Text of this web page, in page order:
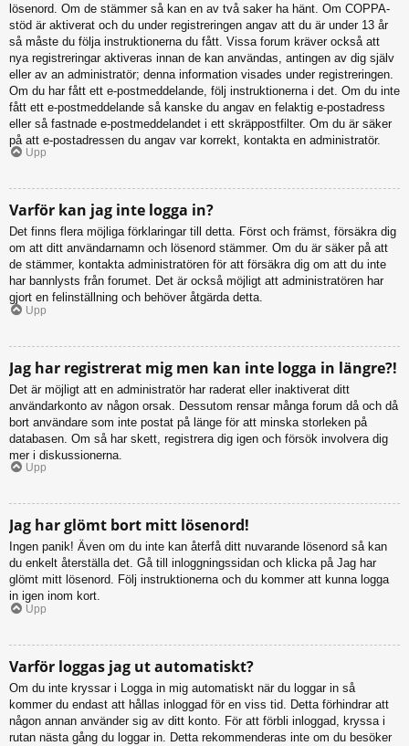
lösenord. Om de stämmer så kan en av två saker ha hänt. Om COPPA-
stöd är aktiverat och du under registreringen angav att du är under 13 år
så måste du följa instruktionerna du fått. Vissa forum kräver också att
nya registreringar aktiveras innan de kan användas, antingen av dig själv
eller av an administratör; denna information visades under registreringen.
Om du har fått ett e-postmeddelande, följ instruktionerna i det. Om du inte
fått ett e-postmeddelande så kanske du angav en felaktig e-postadress
eller så fastnade e-postmeddelandet i ett skräppostfilter. Om du är säker
på att e-postadressen du angav var korrekt, kontakta en administratör.
Upp
Varför kan jag inte logga in?
Det finns flera möjliga förklaringar till detta. Först och främst, försäkra dig
om att ditt användarnamn och lösenord stämmer. Om du är säker på att
de stämmer, kontakta administratören för att försäkra dig om att du inte
har bannlysts från forumet. Det är också möjligt att administratören har
gjort en felinställning och behöver åtgärda detta.
Upp
Jag har registrerat mig men kan inte logga in längre?!
Det är möjligt att en administratör har raderat eller inaktiverat ditt
användarkonto av någon orsak. Dessutom rensar många forum då och då
bort användare som inte postat på länge för att minska storleken på
databasen. Om så har skett, registrera dig igen och försök involvera dig
mer i diskussionerna.
Upp
Jag har glömt bort mitt lösenord!
Ingen panik! Även om du inte kan återfå ditt nuvarande lösenord så kan
du enkelt återställa det. Gå till inloggningssidan och klicka på Jag har
glömt mitt lösenord. Följ instruktionerna och du kommer att kunna logga
in igen inom kort.
Upp
Varför loggas jag ut automatiskt?
Om du inte kryssar i Logga in mig automatiskt när du loggar in så
kommer du endast att hållas inloggad för en viss tid. Detta förhindrar att
någon annan använder sig av ditt konto. För att förbli inloggad, kryssa i
rutan nästa gång du loggar in. Detta rekommenderas inte om du besöker